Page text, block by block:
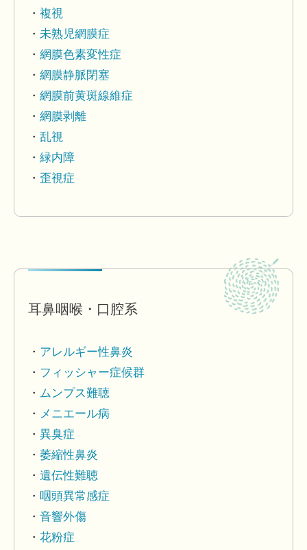
複視
未熟児網膜症
網膜色素変性症
網膜静脈閉塞
網膜前黄斑線維症
網膜剥離
乱視
緑内障
歪視症
耳鼻咽喉・口腔系
アレルギー性鼻炎
フィッシャー症候群
ムンプス難聴
メニエール病
異臭症
萎縮性鼻炎
遺伝性難聴
咽頭異常感症
音響外傷
花粉症